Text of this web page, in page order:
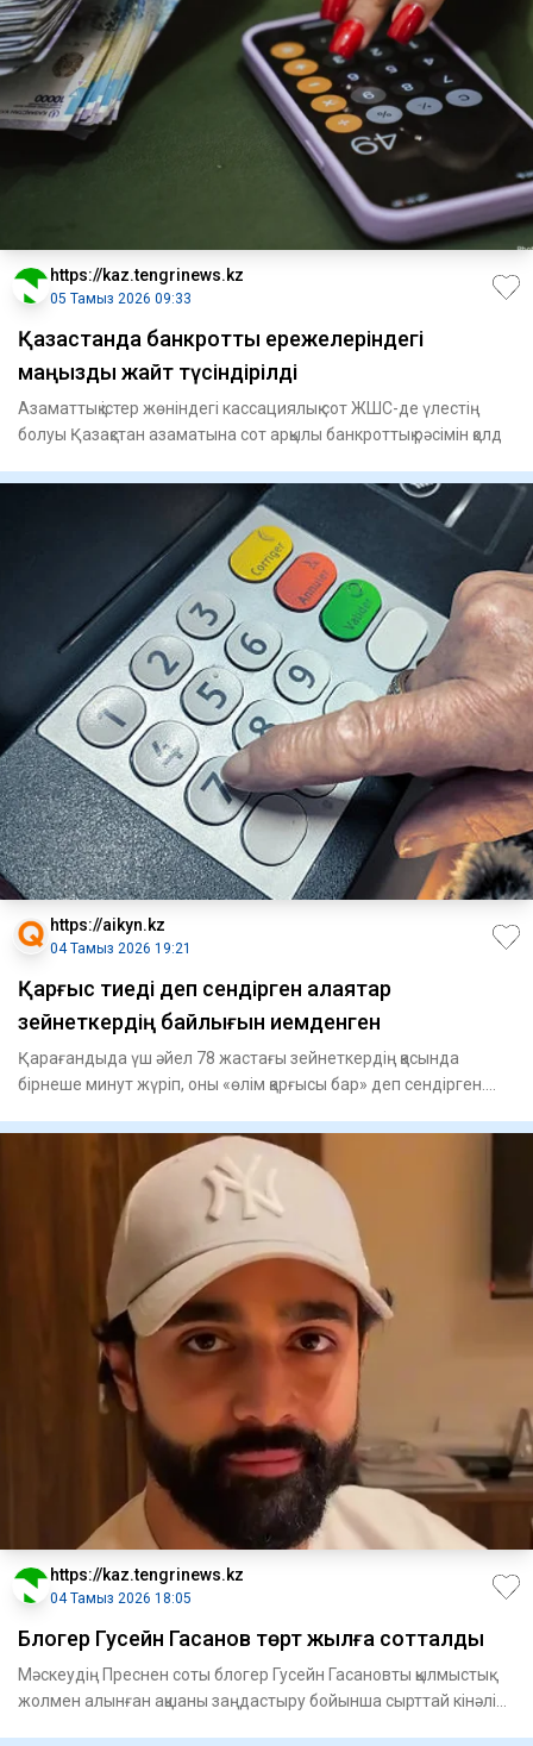
https://kaz.tengrinews.kz
05 Тамыз 2026 09:33
Қазақстанда банкроттық ережелеріндегі
маңызды жайт түсіндірілді
Азаматтық істер жөніндегі кассациялық сот ЖШС-де үлестің
болуы Қазақстан азаматына сот арқылы банкроттық рәсімін қолд
https://aikyn.kz
04 Тамыз 2026 19:21
Қарғыс тиеді деп сендірген алаяқтар
зейнеткердің байлығын иемденген
Қарағандыда үш әйел 78 жастағы зейнеткердің қасында
бірнеше минут жүріп, оны «өлім қарғысы бар» деп сендірген.
https://kaz.tengrinews.kz
04 Тамыз 2026 18:05
Блогер Гусейн Гасанов төрт жылға сотталды
Мәскеудің Преснен соты блогер Гусейн Гасановты қылмыстық
жолмен алынған ақшаны заңдастыру бойынша сырттай кінәлі